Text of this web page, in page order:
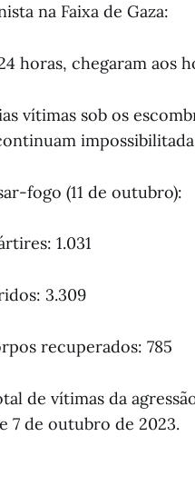
na Faixa de Gaza:
horas, chegaram aos
vítimas sob os
fogo (11 de outubro):
1.031
3.309
recuperados: 785
de vítimas da
7 de outubro de 2023.